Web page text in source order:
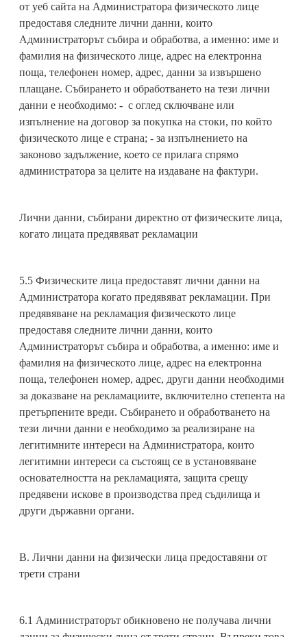
от уеб сайта на Администратора физическото лице
предоставя следните лични данни, които
Администраторът събира и обработва, а именно: име и
фамилия на физическото лице, адрес на електронна
поща, телефонен номер, адрес, данни за извършено
плащане. Събирането и обработването на тези лични
данни е необходимо: - с оглед сключване или
изпълнение на договор за покупка на стоки, по който
физическото лице е страна; - за изпълнението на
законово задължение, което се прилага спрямо
администратора за целите на издаване на фактури.
Лични данни, събирани директно от физическите лица,
когато лицата предявяват рекламации
5.5 Физическите лица предоставят лични данни на
Администратора когато предявяват рекламации. При
предявяване на рекламация физическото лице
предоставя следните лични данни, които
Администраторът събира и обработва, а именно: име и
фамилия на физическото лице, адрес на електронна
поща, телефонен номер, адрес, други данни необходими
за доказване на рекламациите, включително степента на
претърпените вреди. Събирането и обработването на
тези лични данни е необходимо за реализиране на
легитимните интереси на Aдминистратора, които
легитимни интереси са състоящ се в установяване
основателността на рекламацията, защита срещу
предявени искове в производства пред съдилища и
други държавни органи.
В. Лични данни на физически лица предоставяни от
трети страни
6.1 Администраторът обикновено не получава лични